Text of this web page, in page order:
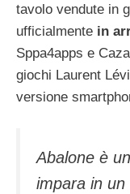
tavolo vendute in
ufficialmente in
Sppa4apps e
giochi Laurent
versione
Abalone è
impara in